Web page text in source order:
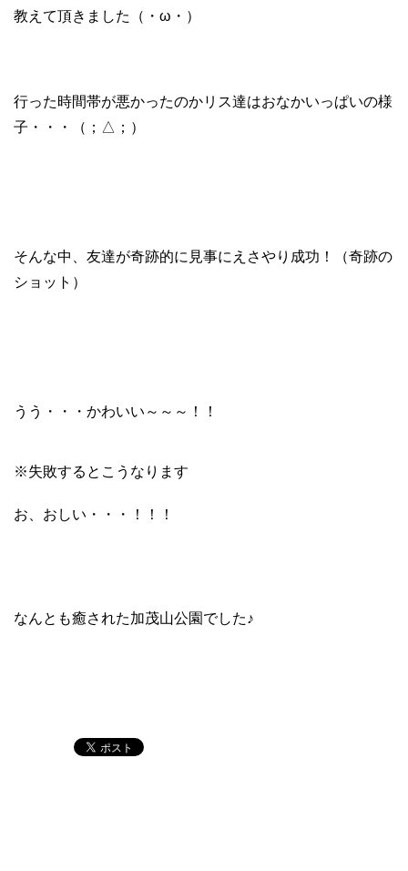
教えて頂きました（・ω・）
行った時間帯が悪かったのかリス達はおなかいっぱいの様
子・・・（；△；）
そんな中、友達が奇跡的に見事にえさやり成功！（奇跡の
ショット）
うう・・・かわいい～～～！！
※失敗するとこうなります
お、おしい・・・！！！
なんとも癒された加茂山公園でした♪